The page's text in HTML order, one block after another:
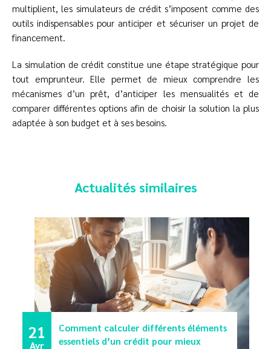
multiplient, les simulateurs de crédit s’imposent comme des
outils indispensables pour anticiper et sécuriser un projet de
financement.
La simulation de crédit constitue une étape stratégique pour
tout emprunteur. Elle permet de mieux comprendre les
mécanismes d’un prêt, d’anticiper les mensualités et de
comparer différentes options afin de choisir la solution la plus
adaptée à son budget et à ses besoins.
Actualités similaires
21
Avr
Comment calculer différents éléments
essentiels d’un crédit pour mieux